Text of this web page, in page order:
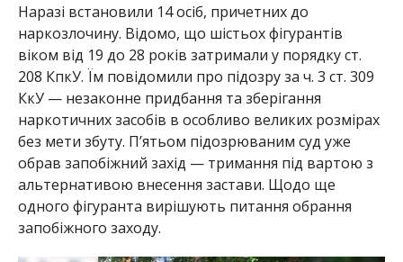
Наразі встановили 14 осіб, причетних до
наркозлочину. Відомо, що шістьох фігурантів
віком від 19 до 28 років затримали у порядку ст.
208 КпкУ. Їм повідомили про підозру за ч. 3 ст. 309
КкУ — незаконне придбання та зберігання
наркотичних засобів в особливо великих розмірах
без мети збуту. П’ятьом підозрюваним суд уже
обрав запобіжний захід — тримання під вартою з
альтернативою внесення застави. Щодо ще
одного фігуранта вирішують питання обрання
запобіжного заходу.